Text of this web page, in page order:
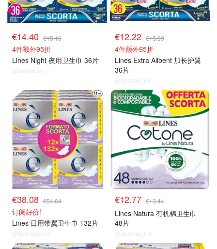
€14.40 €15.16
4件额外95折
Lines Night 夜用卫生巾 36片
@dealmoon.it
€12.22 €15.39
4件额外95折
Lines Extra Alibent 加长护翼
36片
@dealmoon.it
€38.08 €54.64
订阅好价!
Lines 日用带翼卫生巾 132片
@dealmoon.it
€12.77 €13.44
Lines Natura 有机棉卫生巾
48片
@dealmoon.it